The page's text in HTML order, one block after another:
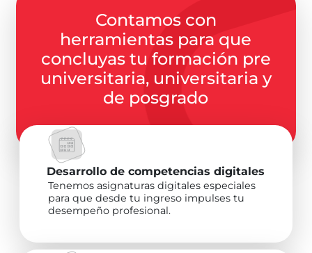
Contamos con
herramientas para que
concluyas tu formación pre
universitaria, universitaria y
de posgrado
Desarrollo de competencias digitales
Tenemos asignaturas digitales especiales
para que desde tu ingreso impulses tu
desempeño profesional.